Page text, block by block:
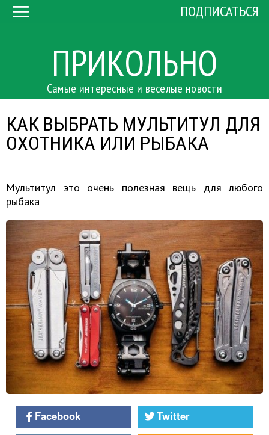
ПРИКОЛЬНО
Самые интересные и веселые новости
ПОДПИСАТЬСЯ
КАК ВЫБРАТЬ МУЛЬТИТУЛ ДЛЯ
ОХОТНИКА ИЛИ РЫБАКА
Мультитул это очень полезная вещь для любого
рыбака
Facebook
Twitter